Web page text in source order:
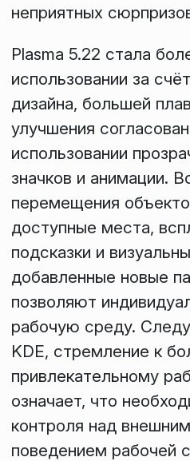
неприятных
Plasma 5.22 стала
использовании за
дизайна, большей
улучшения
использовании
значков и анимации.
перемещения
доступные места,
подсказки и
добавленные новые
позволяют
рабочую среду.
KDE, стремление к
привлекательному
означает, что
контроля над
поведением рабочей